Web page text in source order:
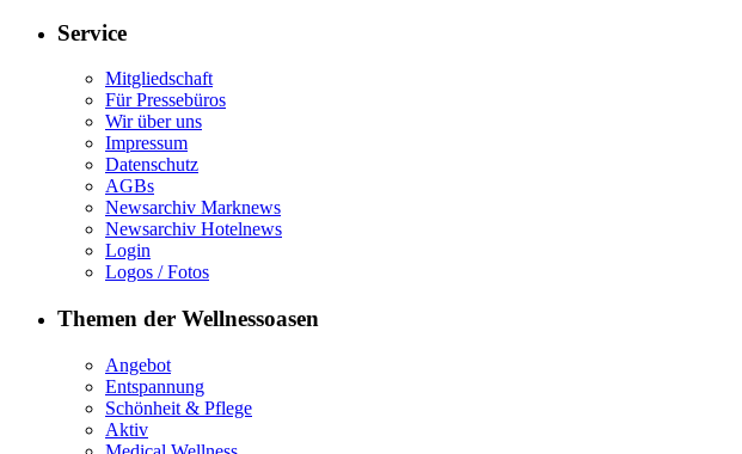
Service
Mitgliedschaft
Für Pressebüros
Wir über uns
Impressum
Datenschutz
AGBs
Newsarchiv Marknews
Newsarchiv Hotelnews
Login
Logos / Fotos
Themen der Wellnessoasen
Angebot
Entspannung
Schönheit & Pflege
Aktiv